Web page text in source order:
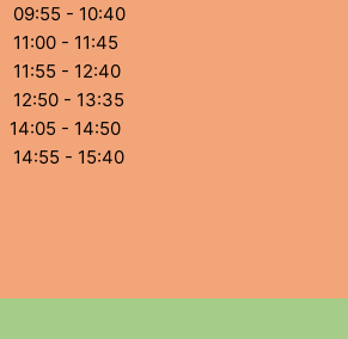
09:55 - 10:40
11:00 - 11:45
11:55 - 12:40
12:50 - 13:35
14:05 - 14:50
14:55 - 15:40